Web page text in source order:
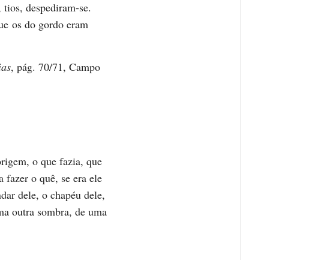
despediram-se.
os do gordo eram
, pág. 70/71, Campo
o que fazia, que
fazer o quê, se era ele
dele, o chapéu dele,
outra sombra, de uma